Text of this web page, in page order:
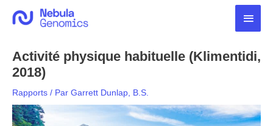
Activité physique habituelle (Klimentidi,
2018)
Rapports / Par Garrett Dunlap, B.S.